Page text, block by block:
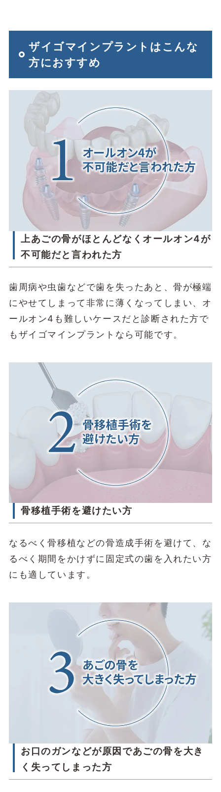
ザイゴマインプラントはこんな
方におすすめ
上あごの骨がほとんどなくオールオン4が
不可能だと言われた方
歯周病や虫歯などで歯を失ったあと、骨が極端
にやせてしまって非常に薄くなってしまい、オ
ールオン4も難しいケースだと診断された方で
もザイゴマインプラントなら可能です。
骨移植手術を避けたい方
なるべく骨移植などの骨造成手術を避けて、な
るべく期間をかけずに固定式の歯を入れたい方
にも適しています。
お口のガンなどが原因であごの骨を大き
く失ってしまった方